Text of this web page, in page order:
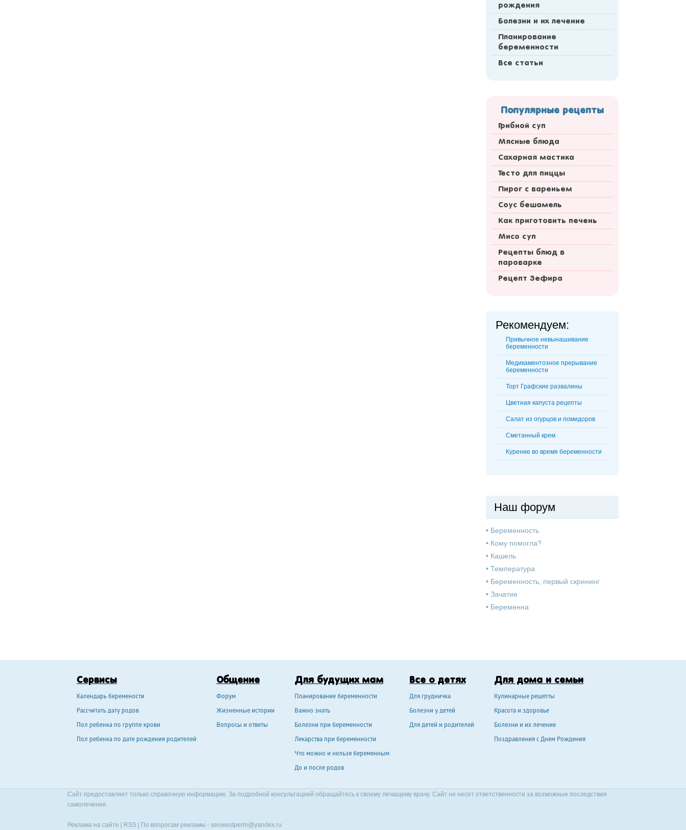
рождения
Болезни и их лечение
Планирование
беременности
Все статьи
Популярные рецепты
Грибной суп
Мясные блюда
Сахарная мастика
Тесто для пиццы
Пирог с вареньем
Соус бешамель
Как приготовить печень
Мисо суп
Рецепты блюд в
пароварке
Рецепт Зефира
Рекомендуем:
Привычное невынашивание
беременности
Медикаментозное прерывание
беременности
Торт Графские развалины
Цветная капуста рецепты
Салат из огурцов и помидоров
Сметанный крем
Курение во время беременности
Наш форум
• Беременность
• Кому помогла?
• Кашель
• Температура
• Беременность, первый скрининг
• Зачатие
• Беременна
Сервисы
Календарь беремености
Рассчитать дату родов
Пол ребенка по группе крови
Пол ребенка по дате рождения родителей
Общение
Форум
Жизненные истории
Вопросы и ответы
Для будущих мам
Планирование беременности
Важно знать
Болезни при беременности
Лекарства при беременности
Что можно и нельзя беременным
До и после родов
Все о детях
Для грудничка
Болезни у детей
Для детей и родителей
Для дома и семьи
Кулинарные рецепты
Красота и здоровье
Болезни и их лечение
Поздравления с Днем Рождения
Сайт предоставляет только справочную информацию. За подробной консультацией обращайтесь к своему лечащему врачу. Сайт не несет ответственности за возможные последствия
самолечения.
Реклама на сайте RSS | По вопросам рекламы - seowestperm@yandex.ru